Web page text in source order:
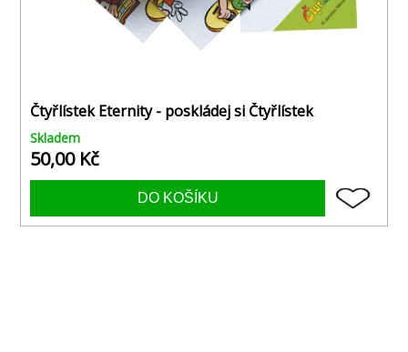
Čtyřlístek Eternity - poskládej si Čtyřlístek
Skladem
50,00 Kč